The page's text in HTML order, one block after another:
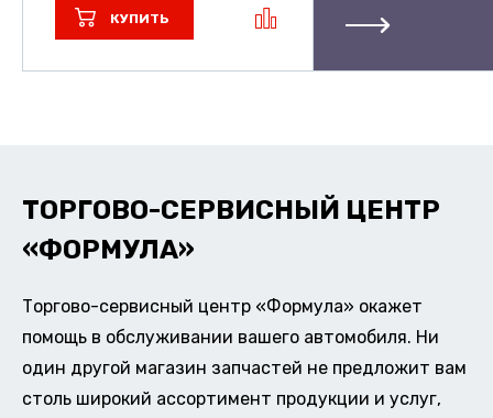
КУПИТЬ
ТОРГОВО-СЕРВИСНЫЙ ЦЕНТР
«ФОРМУЛА»
Торгово-сервисный центр «Формула» окажет
помощь в обслуживании вашего автомобиля. Ни
один другой магазин запчастей не предложит вам
столь широкий ассортимент продукции и услуг,